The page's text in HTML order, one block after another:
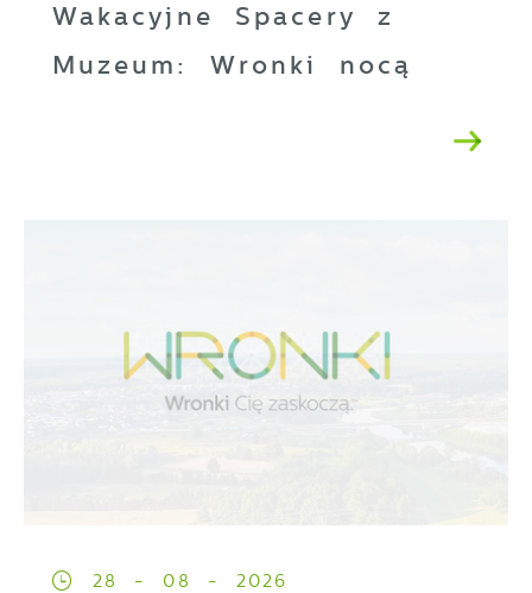
Wakacyjne Spacery z
Muzeum: Wronki nocą
28 - 08 - 2026